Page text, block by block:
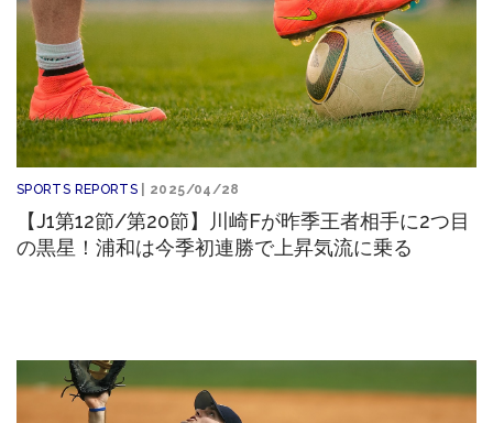
SPORTS REPORTS | 2025/04/28
【J1第12節/第20節】川崎Fが昨季王者相手に2つ目
の黒星！浦和は今季初連勝で上昇気流に乗る